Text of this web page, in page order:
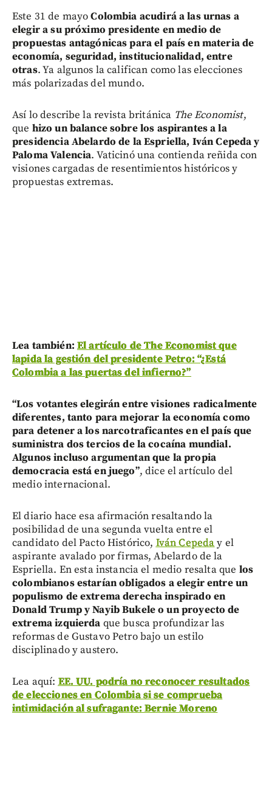
Este 31 de mayoColombia acudirá a las urnas a
elegir a su próximo presidente en medio de
propuestas antagónicas para el país en materia de
economía, seguridad, institucionalidad, entre
otras. Ya algunos la califican como las elecciones
más polarizadas del mundo.
Así lo describe la revista británica The Economist,
que hizo un balance sobre los aspirantes a la
presidencia Abelardo de la Espriella, Iván Cepeda y
Paloma Valencia. Vaticinó una contienda reñida con
visiones cargadas de resentimientos históricos y
propuestas extremas.
Lea también: El artículo de The Economist que
lapida la gestión del presidente Petro: “¿Está
Colombia a las puertas del infierno?”
“Los votantes elegirán entre visiones radicalmente
diferentes, tanto para mejorar la economía como
para detener a los narcotraficantes en el país que
suministra dos tercios de la cocaína mundial.
Algunos incluso argumentan que la propia
democracia está en juego”, dice el artículo del
medio internacional.
El diario hace esa afirmación resaltando la
posibilidad de una segunda vuelta entre el
candidato del Pacto Histórico, Iván Cepeday el
aspirante avalado por firmas, Abelardo de la
Espriella. En esta instancia el medio resalta que los
colombianos estarían obligados a elegir entre un
populismo de extrema derecha inspirado en
Donald Trump y Nayib Bukele o un proyecto de
extrema izquierda que busca profundizar las
reformas de Gustavo Petro bajo un estilo
disciplinado y austero.
Lea aquí: EE. UU. podría no reconocer resultados
de elecciones en Colombia si se comprueba
intimidación al sufragante: Bernie Moreno